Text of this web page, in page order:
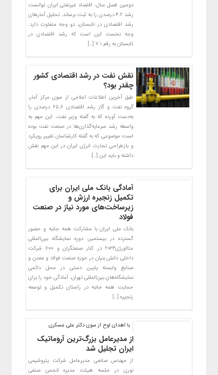
دومین فصل سال، اقتصاد غیرنفتی ایران توانست
رشد ۴.۲ درصدی را به ثبت برساند. تحلیل آمار‌های
رشد اقتصادی در تابستان، دو وجه متفاوت دارد.
وجه نخست این است که رشد اقتصادی در
تابستان به رقم ۷.۱ […]
نقش نفت در رشد اقتصادی کشور
چقدر بود؟
طبق آخرین اطلاعات اعلامی از سوی مرکز آمار،
گروه نفت و گاز رشد اقتصادی ۲۵.۶ درصدی را
به‌دست آورده که به گفته وزیر نفت، این مهم به
واسطه رشد سرمایه‌گذاری‌ها در صنعت نفت بوده
است؛ موضوعی که به گفته کارشناسان تغییر رویکرد
و بازطراحی تجارت انرژی ایران در این مهم نقش
داشته و باید این […]
آمادگی بانک ملی ایران برای
تکمیل زنجیره ارزش و
زیرساخت‌های مورد نیاز در صنعت
فولاد
بانک ملی ایران با مشارکت همه جانبه و حضور
گسترده در بیستمین دوره نمایشگاه بین‌المللی
متالورژی۲۰۲۳ در کنار صنعتگران و ۶۰۰ شرکت
داخلی دانش بنیان در حوزه صنعت فولاد و معدن و
صنایع وابسته پایین دستی در محل دائمی
نمایشگاه‌های بین‌المللی تهران، آمادگی خود را برای
حمایت همه جانبه در راستای تکمیل و توسعه
زنجیره […]
با اهدای لوح از سوی دکتر علی عسکری
از مدیرعامل بزرگ‌ترین آروماتیک
ایران تجلیل شد
از مهندس صانعی مدیرعامل شرکت پتروشیمی
نوری در جلسه هیئت مدیره انجمن صنفی